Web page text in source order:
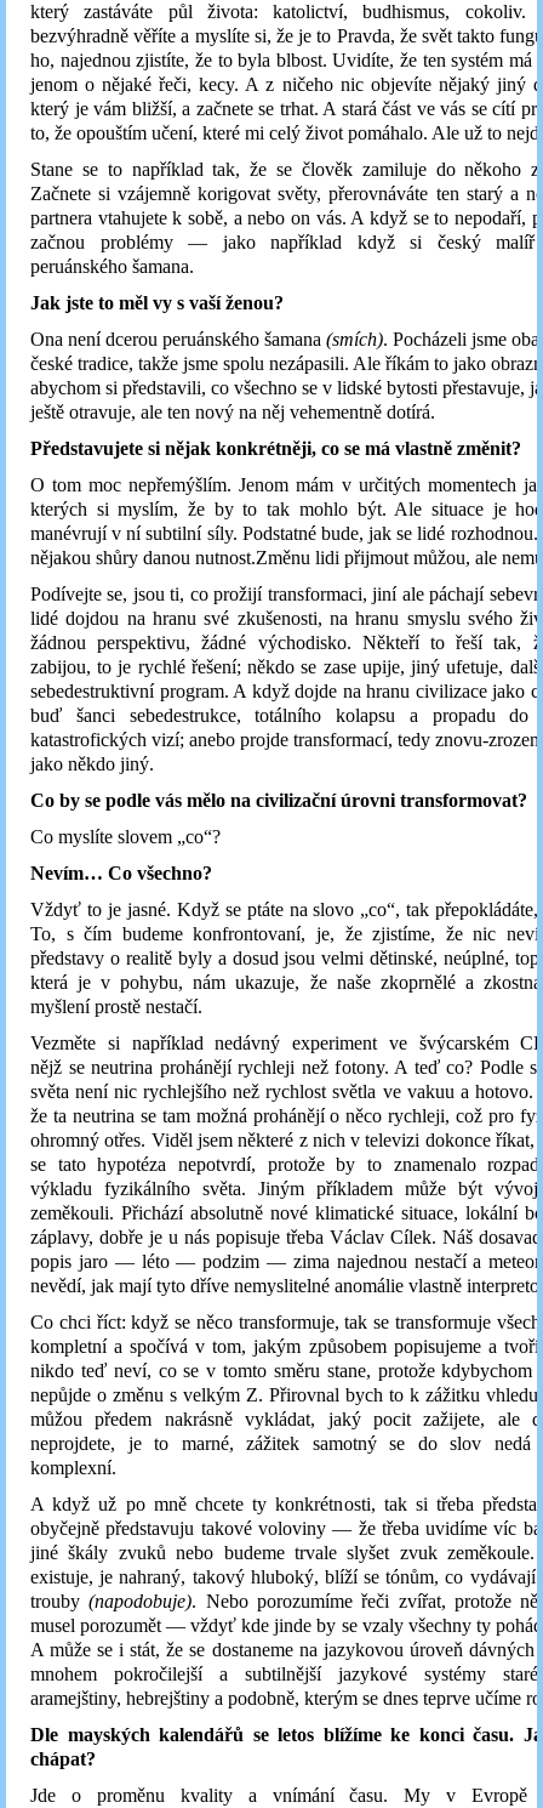
který zastáváte půl života: katolictví, budhismus, cokoliv.
bezvýhradně věříte a myslíte si, že je to Pravda, že svět takto
ho, najednou zjistíte, že to byla blbost. Uvidíte, že ten systém má
jenom o nějaké řeči, kecy. A z ničeho nic objevíte nějaký jiný
který je vám bližší, a začnete se trhat. A stará část ve vás se cítí
to, že opouštím učení, které mi celý život pomáhalo. Ale už to
Stane se to například tak, že se člověk zamiluje do někoho
Začnete si vzájemně korigovat světy, přerovnáváte ten starý a
partnera vtahujete k sobě, a nebo on vás. A když se to nepodaří,
začnou problémy — jako například když si český malíř
peruánského šamana.
Jak jste to měl vy s vaší ženou?
Ona není dcerou peruánského šamana (smích). Pocházeli jsme
české tradice, takže jsme spolu nezápasili. Ale říkám to jako
abychom si představili, co všechno se v lidské bytosti přestavuje,
ještě otravuje, ale ten nový na něj vehementně dotírá.
Představujete si nějak konkrétněji, co se má vlastně změnit?
O tom moc nepřemýšlím. Jenom mám v určitých momentech
kterých si myslím, že by to tak mohlo být. Ale situace je
manévrují v ní subtilní síly. Podstatné bude, jak se lidé rozhodnou.
nějakou shůry danou nutnost.Změnu lidi přijmout můžou, ale
Podívejte se, jsou ti, co prožijí transformaci, jiní ale páchají
lidé dojdou na hranu své zkušenosti, na hranu smyslu svého
žádnou perspektivu, žádné východisko. Někteří to řeší tak,
zabijou, to je rychlé řešení; někdo se zase upije, jiný ufetuje,
sebedestruktivní program. A když dojde na hranu civilizace jako
buď šanci sebedestrukce, totálního kolapsu a propadu do
katastrofických vizí; anebo projde transformací, tedy znovu-
jako někdo jiný.
Co by se podle vás mělo na civilizační úrovni transformovat?
Co myslíte slovem „co“?
Nevím… Co všechno?
Vždyť to je jasné. Když se ptáte na slovo „co“, tak
To, s čím budeme konfrontovaní, je, že zjistíme, že nic
představy o realitě byly a dosud jsou velmi dětinské, neúplné,
která je v pohybu, nám ukazuje, že naše zkoprnělé a
myšlení prostě nestačí.
Vezměte si například nedávný experiment ve švýcarském
nějž se neutrina prohánějí rychleji než fotony. A teď co? Podle
světa není nic rychlejšího než rychlost světla ve vakuu a hotovo.
že ta neutrina se tam možná prohánějí o něco rychleji, což pro
ohromný otřes. Viděl jsem některé z nich v televizi dokonce říkat,
se tato hypotéza nepotvrdí, protože by to znamenalo rozpad
výkladu fyzikálního světa. Jiným příkladem může být
zeměkouli. Přichází absolutně nové klimatické situace, lokální
záplavy, dobře je u nás popisuje třeba Václav Cílek. Náš
popis jaro — léto — podzim — zima najednou nestačí a
nevědí, jak mají tyto dříve nemyslitelné anomálie vlastně
Co chci říct: když se něco transformuje, tak se transformuje
kompletní a spočívá v tom, jakým způsobem popisujeme a
nikdo teď neví, co se v tomto směru stane, protože kdybychom
nepůjde o změnu s velkým Z. Přirovnal bych to k zážitku
můžou předem nakrásně vykládat, jaký pocit zažijete, ale
neprojdete, je to marné, zážitek samotný se do slov nedá
komplexní.
A když už po mně chcete ty konkrétnosti, tak si třeba
obyčejně představuju takové voloviny — že třeba uvidíme víc
jiné škály zvuků nebo budeme trvale slyšet zvuk
existuje, je nahraný, takový hluboký, blíží se tónům, co vydávají
trouby(napodobuje). Nebo porozumíme řeči zvířat, protože
musel porozumět — vždyť kde jinde by se vzaly všechny ty
A může se i stát, že se dostaneme na jazykovou úroveň
mnohem pokročilejší a subtilnější jazykové systémy
aramejštiny, hebrejštiny a podobně, kterým se dnes teprve učíme
Dle mayských kalendářů se letos blížíme ke konci času.
chápat?
Jde o proměnu kvality a vnímání času. My v Evropě